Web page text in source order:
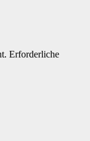
Erforderliche